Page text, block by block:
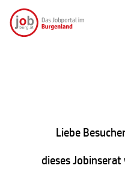
Liebe
dieses